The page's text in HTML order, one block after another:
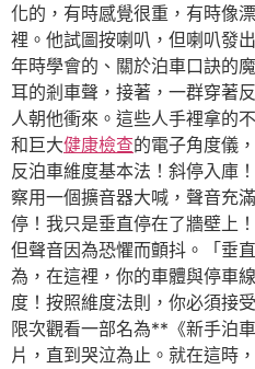
化的，有時感覺很重，有時像
裡。他試圖按喇叭，但喇叭發
年時學會的、關於泊車口訣的
耳的剎車聲，接著，一群穿著
人朝他衝來。這些人手裡拿的
和巨大健康檢查的電子角度儀
反泊車維度基本法！斜停入庫
察用一個擴音器大喊，聲音充
停！我只是垂直停在了牆壁上
但聲音因為恐懼而顫抖。「垂
為，在這裡，你的車體與停車
度！按照維度法則，你必須接
限次觀看一部名為**《新手泊
片，直到哭泣為止。就在這時